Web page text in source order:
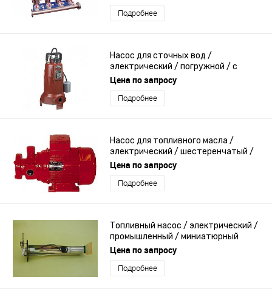
Подробнее
Насос для сточных вод /
электрический / погружной / с
эксцентрическим винтом
Цена по запросу
Подробнее
Насос для топливного масла /
электрический / шестеренчатый /
промышленный
Цена по запросу
Подробнее
Топливный насос / электрический /
промышленный / миниатюрный
Цена по запросу
Подробнее